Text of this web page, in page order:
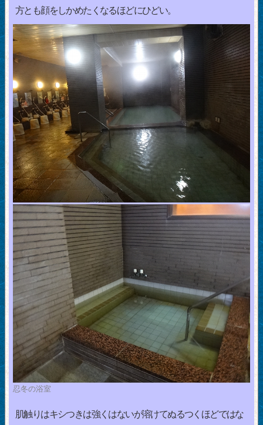
方とも顔をしかめたくなるほどにひどい。
忍冬の浴室
肌触りはキシつきは強くはないが溶けてぬるつくほどではな